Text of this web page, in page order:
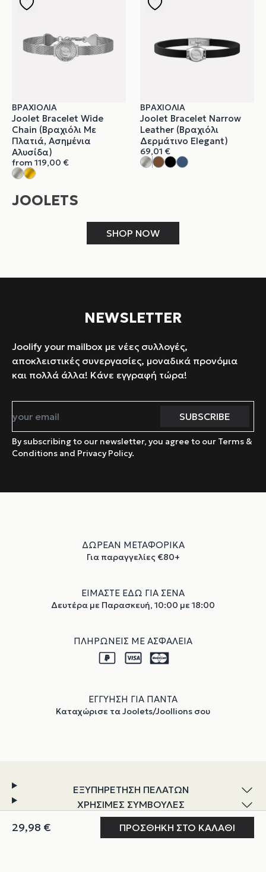
ΒΡΑΧΙΌΛΙΑ
Joolet Bracelet Wide
Chain (Βραχιόλι Με
Πλατιά, Ασημένια
Αλυσίδα)
from 119,00 €
ΒΡΑΧΙΌΛΙΑ
Joolet Bracelet Narrow
Leather (Βραχιόλι
Δερμάτινο Elegant)
69,01 €
JOOLETS
SHOP NOW
NEWSLETTER
Joolify your mailbox με νέες συλλογές,
αποκλειστικές συνεργασίες, μοναδικά προνόμια
και πολλά άλλα! Κάνε εγγραφή τώρα!
By subscribing to our newsletter, you agree to our Terms &
Conditions and Privacy Policy.
ΔΩΡΕΑΝ ΜΕΤΑΦΟΡΙΚΑ
Για παραγγελίες €80+
ΕΙΜΑΣΤΕ ΕΔΩ ΓΙΑ ΣΕΝΑ
Δευτέρα με Παρασκευή, 10:00 με 18:00
ΠΛΗΡΩΝΕΙΣ ΜΕ ΑΣΦΑΛΕΙΑ
ΕΓΓΥΗΣΗ ΓΙΑ ΠΑΝΤΑ
Καταχώρισε τα Joolets/Joollions σου
ΕΞΥΠΗΡΕΤΗΣΗ ΠΕΛΑΤΩΝ
ΧΡΗΣΙΜΕΣ ΣΥΜΒΟΥΛΕΣ
ΕΞΕΡΕΥΝΗΣΗ
Ο ΛΟΓΑΡΙΑΣΜΟΣ ΜΟΥ